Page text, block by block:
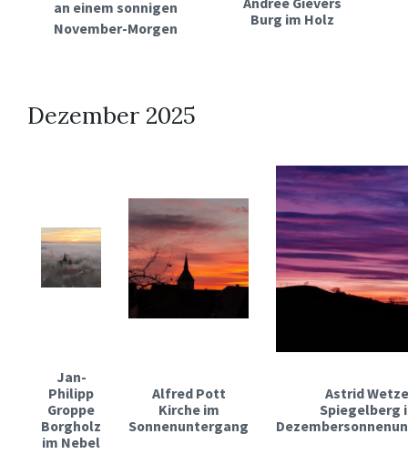
an einem sonnigen
November-Morgen
Burg im Holz
Dezember 2025
Jan-
Philipp
Groppe
Borgholz
im Nebel
Alfred Pott
Kirche im
Sonnenuntergang
Astrid
Spiegelberg